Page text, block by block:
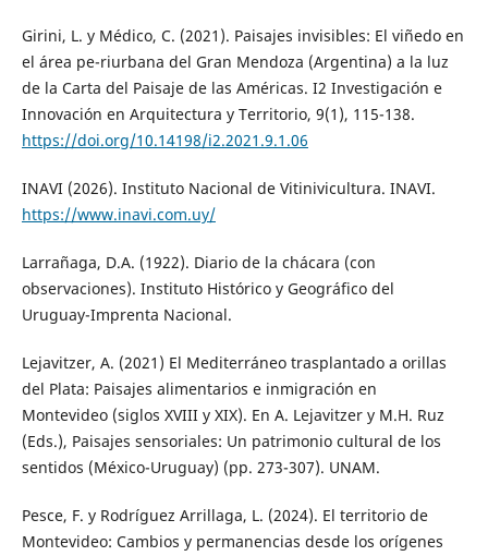
Girini, L. y Médico, C. (2021). Paisajes invisibles: El viñedo en
el área pe-riurbana del Gran Mendoza (Argentina) a la luz
de la Carta del Paisaje de las Américas. I2 Investigación e
Innovación en Arquitectura y Territorio, 9(1), 115-138.
https://doi.org/10.14198/i2.2021.9.1.06
INAVI (2026). Instituto Nacional de Vitinivicultura. INAVI.
https://www.inavi.com.uy/
Larrañaga, D.A. (1922). Diario de la chácara (con
observaciones). Instituto Histórico y Geográfico del
Uruguay-Imprenta Nacional.
Lejavitzer, A. (2021) El Mediterráneo trasplantado a orillas
del Plata: Paisajes alimentarios e inmigración en
Montevideo (siglos XVIII y XIX). En A. Lejavitzer y M.H. Ruz
(Eds.), Paisajes sensoriales: Un patrimonio cultural de los
sentidos (México-Uruguay) (pp. 273-307). UNAM.
Pesce, F. y Rodríguez Arrillaga, L. (2024). El territorio de
Montevideo: Cambios y permanencias desde los orígenes